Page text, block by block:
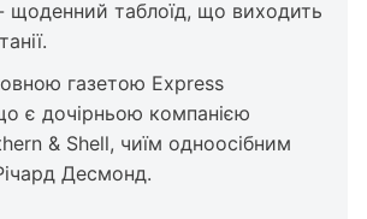
щоденний таблоїд, що виходить
газетою Express
є дочірньою компанією
& Shell, чиїм одноосібним
Десмонд.